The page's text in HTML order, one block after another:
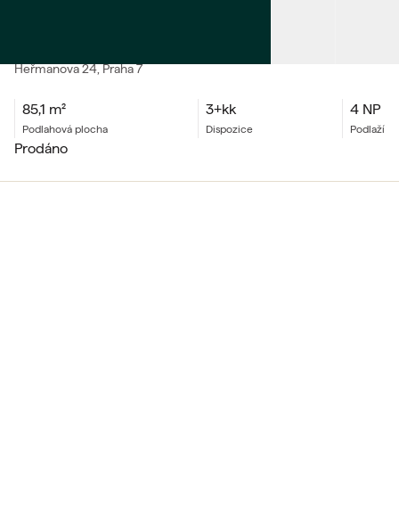
Heřmanova24, Praha 7
85,1 m²
podlahová plocha
3+kk
dispozice
4 NP
podlaží
prodáno